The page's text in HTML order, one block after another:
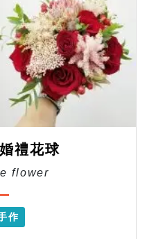
禮花球
flower
作